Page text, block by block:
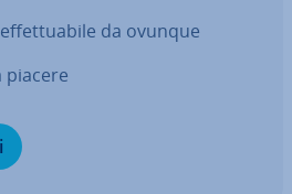
da ovunque
piacere